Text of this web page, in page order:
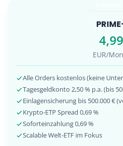
4,99
EUR/
Alle Orders kostenlos (keine
Tagesgeldkonto 2,50 % p.a. (bis
Einlagensicherung bis 500.000 €
Krypto-ETP Spread 0,69 %
Soforteinzahlung 0,69 %
Scalable Welt-ETF im Fokus